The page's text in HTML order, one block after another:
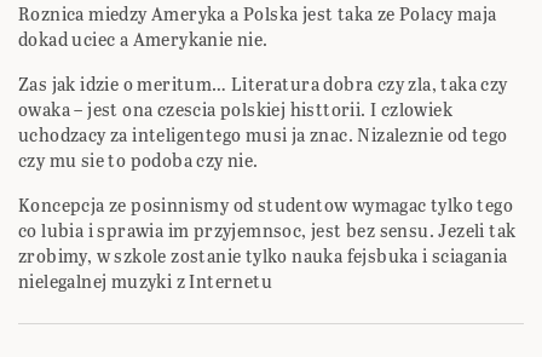
Roznica miedzy Ameryka a Polska jest taka ze Polacy maja
dokad uciec a Amerykanie nie.
Zas jak idzie o meritum… Literatura dobra czy zla, taka czy
owaka – jest ona czescia polskiej histtorii. I czlowiek
uchodzacy za inteligentego musi ja znac. Nizaleznie od tego
czy mu sie to podoba czy nie.
Koncepcja ze posinnismy od studentow wymagac tylko tego
co lubia i sprawia im przyjemnsoc, jest bez sensu. Jezeli tak
zrobimy, w szkole zostanie tylko nauka fejsbuka i sciagania
nielegalnej muzyki z Internetu